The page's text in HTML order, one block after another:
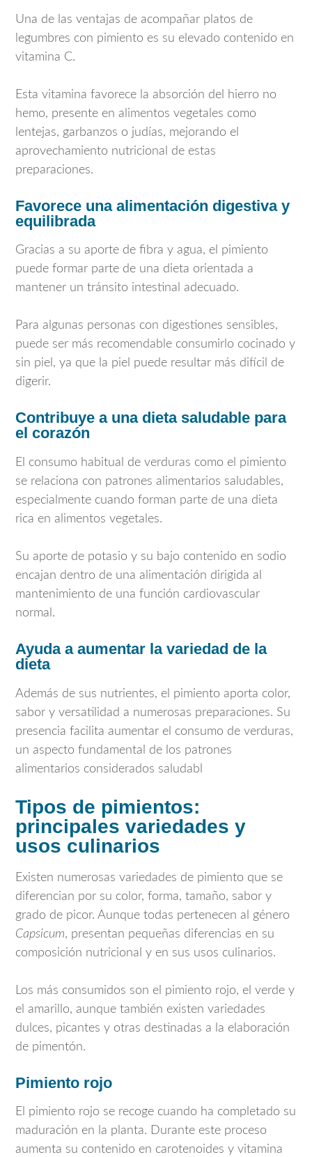
Una de las ventajas de acompañar platos de
legumbres con pimiento es su elevado contenido en
vitamina C.
Esta vitamina favorece la absorción del hierro no
hemo, presente en alimentos vegetales como
lentejas, garbanzos o judías, mejorando el
aprovechamiento nutricional de estas
preparaciones.
Favorece una alimentación digestiva y
equilibrada
Gracias a su aporte de fibra y agua, el pimiento
puede formar parte de una dieta orientada a
mantener un tránsito intestinal adecuado.
Para algunas personas con digestiones sensibles,
puede ser más recomendable consumirlo cocinado y
sin piel, ya que la piel puede resultar más difícil de
digerir.
Contribuye a una dieta saludable para
el corazón
El consumo habitual de verduras como el pimiento
se relaciona con patrones alimentarios saludables,
especialmente cuando forman parte de una dieta
rica en alimentos vegetales.
Su aporte de potasio y su bajo contenido en sodio
encajan dentro de una alimentación dirigida al
mantenimiento de una función cardiovascular
normal.
Ayuda a aumentar la variedad de la
dieta
Además de sus nutrientes, el pimiento aporta color,
sabor y versatilidad a numerosas preparaciones. Su
presencia facilita aumentar el consumo de verduras,
un aspecto fundamental de los patrones
alimentarios considerados saludabl
Tipos de pimientos:
principales variedades y
usos culinarios
Existen numerosas variedades de pimiento que se
diferencian por su color, forma, tamaño, sabor y
grado de picor. Aunque todas pertenecen al género
Capsicum, presentan pequeñas diferencias en su
composición nutricional y en sus usos culinarios.
Los más consumidos son el pimiento rojo, el verde y
el amarillo, aunque también existen variedades
dulces, picantes y otras destinadas a la elaboración
de pimentón.
Pimiento rojo
El pimiento rojo se recoge cuando ha completado su
maduración en la planta. Durante este proceso
aumenta su contenido en carotenoides y vitamina